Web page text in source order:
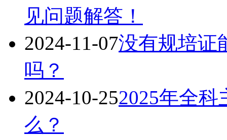
见问题解答！
2024-11-07没有规培证
吗？
2024-10-252025年全
么？